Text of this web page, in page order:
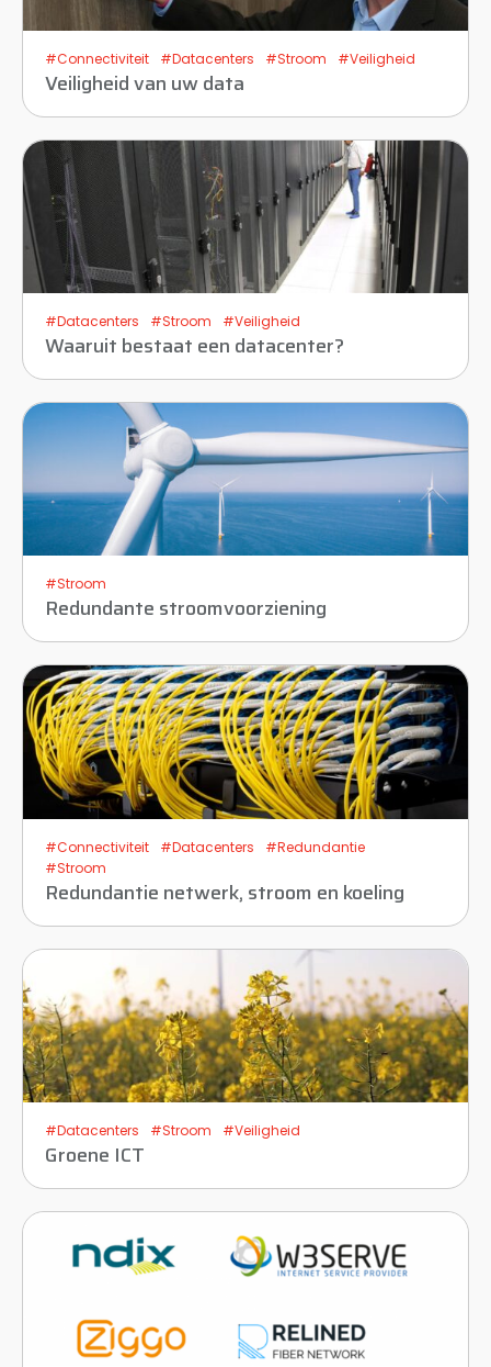
#Connectiviteit #Datacenters #Stroom #Veiligheid
Veiligheid van uw data
#Datacenters #Stroom #Veiligheid
Waaruit bestaat een datacenter?
#Stroom
Redundante stroomvoorziening
#Connectiviteit #Datacenters
#Redundantie
#Stroom
Redundantie netwerk, stroom en koeling
#Datacenters #Stroom #Veiligheid
Groene ICT